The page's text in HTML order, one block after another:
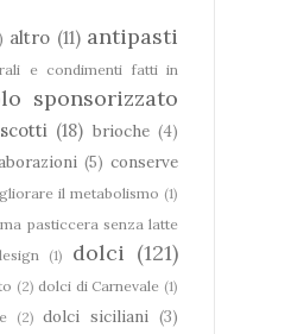
altro (11) antipasti
e condimenti fatti in
sponsorizzato
(18) brioche (4)
(5) conserve
il metabolismo (1)
pasticcera senza latte
(1) dolci (121)
(2) dolci di Carnevale (1)
(2) dolci siciliani (3)